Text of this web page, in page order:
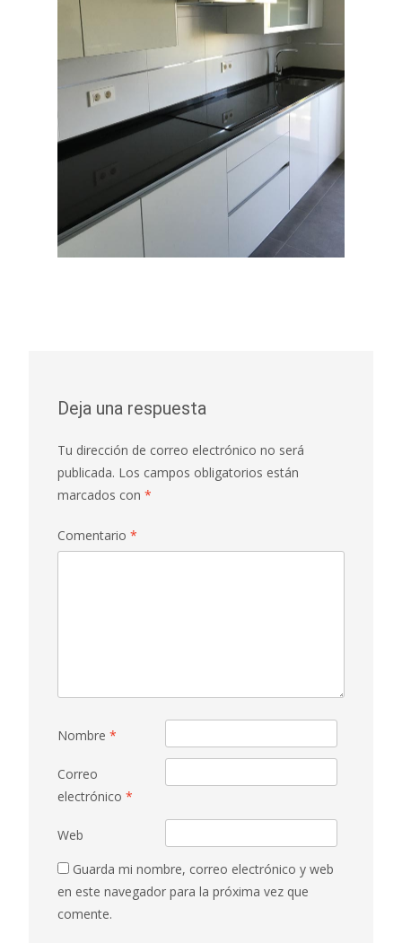
Deja una respuesta
Tu dirección de correo electrónico no será
publicada. Los campos obligatorios están
marcados con *
Comentario *
Nombre *
Correo
electrónico *
Web
Guarda mi nombre, correo electrónico y web
en este navegador para la próxima vez que
comente.